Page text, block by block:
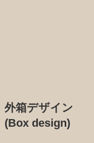
外箱デザイン
(Box design)